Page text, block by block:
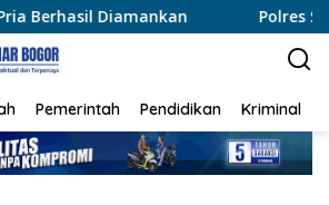
Polres Siak Ungkap Kasus
Pemerintah Pendidikan Kriminal